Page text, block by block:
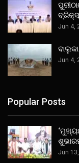
Jun 4,
Jun 4,
Popular Posts
Jun